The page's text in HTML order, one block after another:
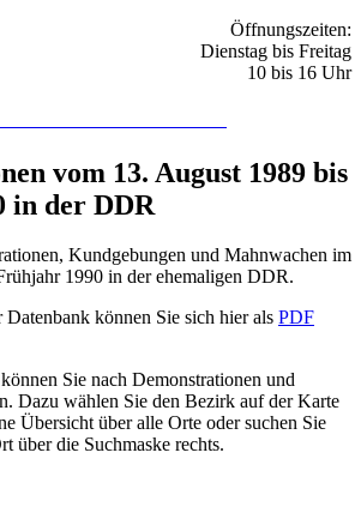
Öffnungszeiten:
Dienstag bis Freitag
10 bis 16 Uhr
vom 13. August 1989 bis
in der DDR
Kundgebungen und Mahnwachen im
1990 in der ehemaligen DDR.
können Sie sich hier als PDF
Sie nach Demonstrationen und
Dazu wählen Sie den Bezirk auf der Karte
Übersicht über alle Orte oder suchen Sie
über die Suchmaske rechts.